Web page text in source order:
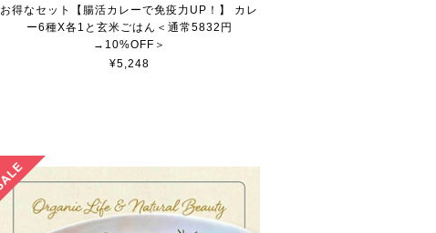
お得なセット【腸活カレーで免疫力UP！】 カレ
ー6種X各1と玄米ごはん＜通常5832円
→10%OFF＞
¥5,248